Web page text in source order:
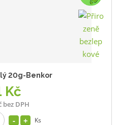
20g-Benkor
Kč
bez DPH
Ks